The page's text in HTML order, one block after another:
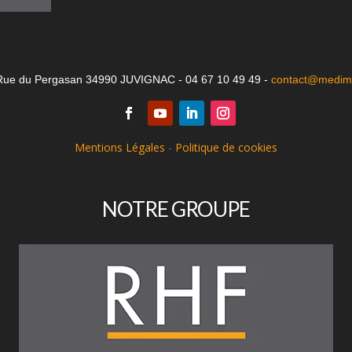
du Pergasan 34990 JUVIGNAC - 04 67 10 49 49 -
Mentions Légales - Politique de cookies
NOTRE GROUPE